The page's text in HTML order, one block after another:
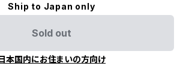
Ship to Japan only
Sold out
本国内にお住まいの方向け